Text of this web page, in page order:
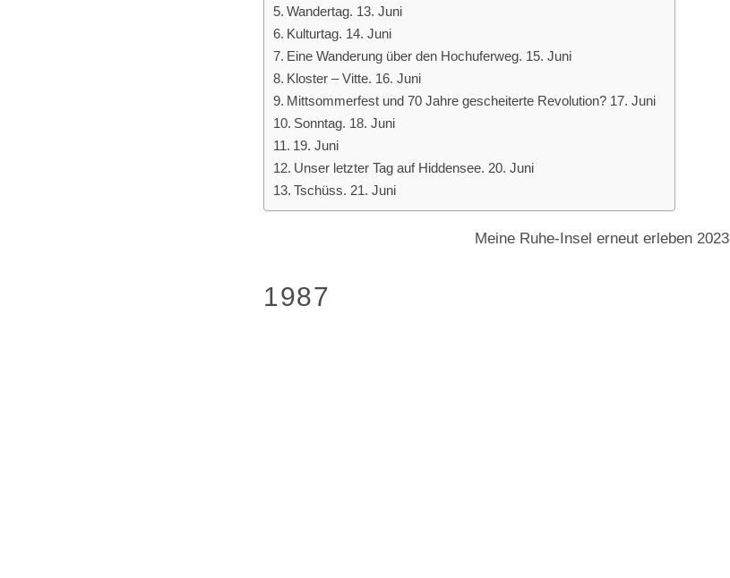
Wandertag. 13. Juni
Kulturtag. 14. Juni
Eine Wanderung über den Hochuferweg. 15. Juni
Kloster – Vitte. 16. Juni
Mittsommerfest und 70 Jahre gescheiterte Revolution? 17. Juni
Sonntag. 18. Juni
19. Juni
Unser letzter Tag auf Hiddensee. 20. Juni
Tschüss. 21. Juni
Meine Ruhe-Insel erneut erleben 2023
1987